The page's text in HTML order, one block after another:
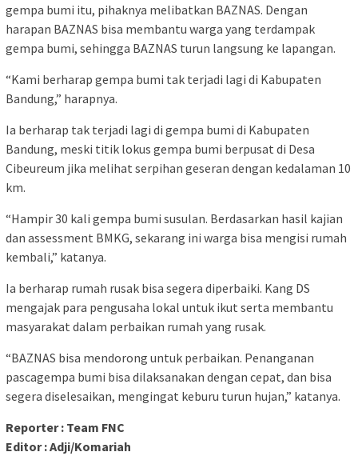
gempa bumi itu, pihaknya melibatkan BAZNAS. Dengan
harapan BAZNAS bisa membantu warga yang terdampak
gempa bumi, sehingga BAZNAS turun langsung ke lapangan.
“Kami berharap gempa bumi tak terjadi lagi di Kabupaten
Bandung,” harapnya.
Ia berharap tak terjadi lagi di gempa bumi di Kabupaten
Bandung, meski titik lokus gempa bumi berpusat di Desa
Cibeureum jika melihat serpihan geseran dengan kedalaman 10
km.
“Hampir 30 kali gempa bumi susulan. Berdasarkan hasil kajian
dan assessment BMKG, sekarang ini warga bisa mengisi rumah
kembali,” katanya.
Ia berharap rumah rusak bisa segera diperbaiki. Kang DS
mengajak para pengusaha lokal untuk ikut serta membantu
masyarakat dalam perbaikan rumah yang rusak.
“BAZNAS bisa mendorong untuk perbaikan. Penanganan
pascagempa bumi bisa dilaksanakan dengan cepat, dan bisa
segera diselesaikan, mengingat keburu turun hujan,” katanya.
Reporter : Team FNC
Editor : Adji/Komariah